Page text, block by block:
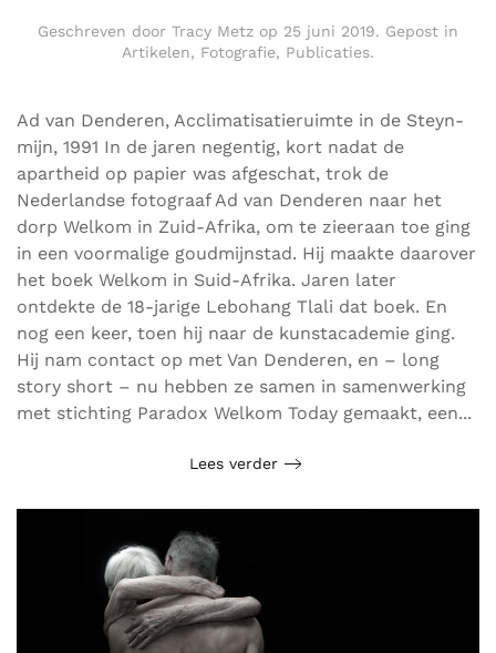
Geschreven door Tracy Metz op 25 juni 2019. Gepost in
Artikelen, Fotografie, Publicaties.
Ad van Denderen, Acclimatisatieruimte in de Steyn-
mijn, 1991 In de jaren negentig, kort nadat de
apartheid op papier was afgeschat, trok de
Nederlandse fotograaf Ad van Denderen naar het
dorp Welkom in Zuid-Afrika, om te zieeraan toe ging
in een voormalige goudmijnstad. Hij maakte daarover
het boek Welkom in Suid-Afrika. Jaren later
ontdekte de 18-jarige Lebohang Tlali dat boek. En
nog een keer, toen hij naar de kunstacademie ging.
Hij nam contact op met Van Denderen, en – long
story short – nu hebben ze samen in samenwerking
met stichting Paradox Welkom Today gemaakt, een...
Lees verder